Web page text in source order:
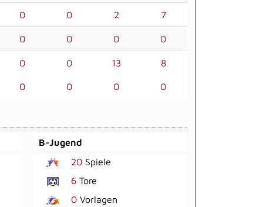
0 0 2 7
0 0 0 0
0 0 13 8
0 0 0 0
B-Jugend
20Spiele
6Tore
0Vorlagen